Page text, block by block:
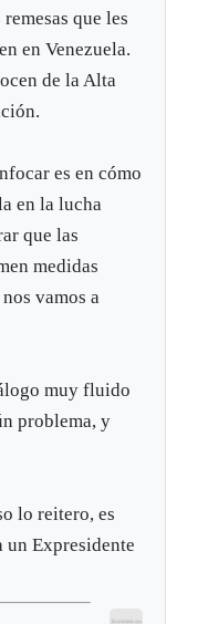
que les
en Venezuela.
de la Alta
es en cómo
en la lucha
que las
medidas
vamos a
muy fluido
problema, y
lo reitero, es
un Expresidente